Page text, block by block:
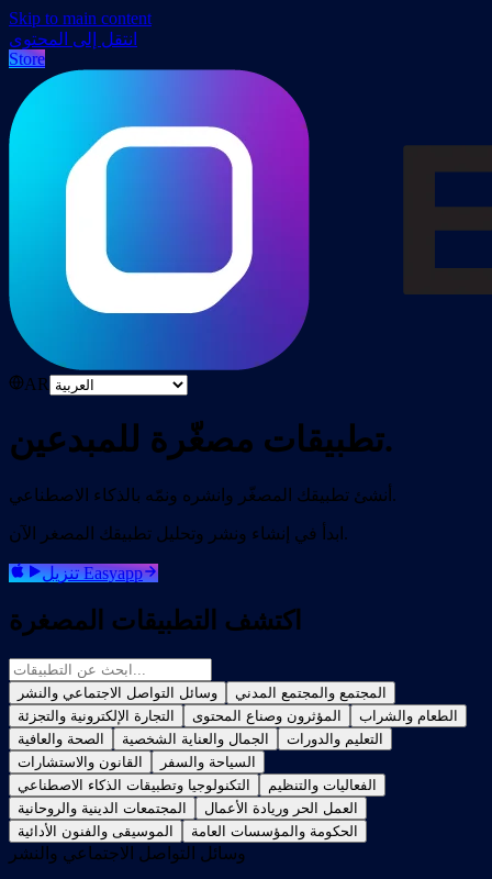
Skip to main content
انتقل إلى المحتوى
Store
AR
تطبيقات مصغّرة للمبدعين.
أنشئ تطبيقك المصغّر وانشره ونمّه بالذكاء الاصطناعي.
ابدأ في إنشاء ونشر وتحليل تطبيقك المصغر الآن.
تنزيل Easyapp
اكتشف التطبيقات المصغرة
وسائل التواصل الاجتماعي والنشر
المجتمع والمجتمع المدني
التجارة الإلكترونية والتجزئة
المؤثرون وصناع المحتوى
الطعام والشراب
الصحة والعافية
الجمال والعناية الشخصية
التعليم والدورات
القانون والاستشارات
السياحة والسفر
التكنولوجيا وتطبيقات الذكاء الاصطناعي
الفعاليات والتنظيم
المجتمعات الدينية والروحانية
العمل الحر وريادة الأعمال
الموسيقى والفنون الأدائية
الحكومة والمؤسسات العامة
وسائل التواصل الاجتماعي والنشر